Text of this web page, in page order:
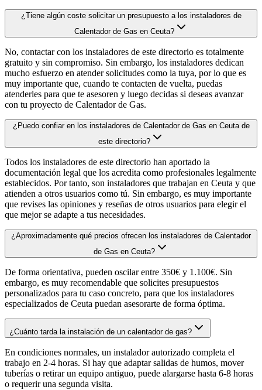
¿Tiene algún coste solicitar un presupuesto a los instaladores de
Calentador de Gas en Ceuta?
No, contactar con los instaladores de este directorio es totalmente
gratuito y sin compromiso. Sin embargo, los instaladores dedican
mucho esfuerzo en atender solicitudes como la tuya, por lo que es
muy importante que, cuando te contacten de vuelta, puedas
atenderles para que te asesoren y luego decidas si deseas avanzar
con tu proyecto de Calentador de Gas.
¿Puedo confiar en los instaladores de Calentador de Gas en Ceuta de
este directorio?
Todos los instaladores de este directorio han aportado la
documentación legal que los acredita como profesionales legalmente
establecidos. Por tanto, son instaladores que trabajan en Ceuta y que
atienden a otros usuarios como tú. Sin embargo, es muy importante
que revises las opiniones y reseñas de otros usuarios para elegir el
que mejor se adapte a tus necesidades.
¿Aproximadamente qué precios ofrecen los instaladores de Calentador
de Gas en Ceuta?
De forma orientativa, pueden oscilar entre 350€ y 1.100€. Sin
embargo, es muy recomendable que solicites presupuestos
personalizados para tu caso concreto, para que los instaladores
especializados de Ceuta puedan asesorarte de forma óptima.
¿Cuánto tarda la instalación de un calentador de gas?
En condiciones normales, un instalador autorizado completa el
trabajo en 2-4 horas. Si hay que adaptar salidas de humos, mover
tuberías o retirar un equipo antiguo, puede alargarse hasta 6-8 horas
o requerir una segunda visita.